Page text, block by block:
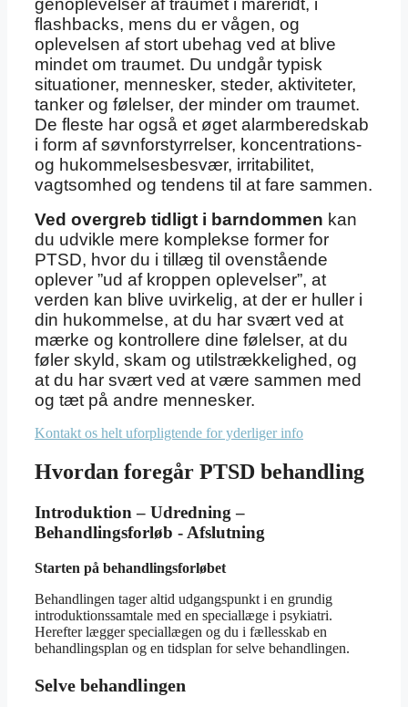
genoplevelser af traumet i mareridt, i
flashbacks, mens du er vågen, og
oplevelsen af stort ubehag ved at blive
mindet om traumet. Du undgår typisk
situationer, mennesker, steder, aktiviteter,
tanker og følelser, der minder om traumet.
De fleste har også et øget alarmberedskab
i form af søvnforstyrrelser, koncentrations-
og hukommelsesbesvær, irritabilitet,
vagtsomhed og tendens til at fare sammen.
Ved overgreb tidligt i barndommen kan
du udvikle mere komplekse former for
PTSD, hvor du i tillæg til ovenstående
oplever ”ud af kroppen oplevelser”, at
verden kan blive uvirkelig, at der er huller i
din hukommelse, at du har svært ved at
mærke og kontrollere dine følelser, at du
føler skyld, skam og utilstrækkelighed, og
at du har svært ved at være sammen med
og tæt på andre mennesker.
Kontakt os helt uforpligtende for yderliger info
Hvordan foregår PTSD behandling
Introduktion – Udredning –
Behandlingsforløb - Afslutning
Starten på behandlingsforløbet
Behandlingen tager altid udgangspunkt i en grundig
introduktionssamtale med en speciallæge i psykiatri.
Herefter lægger speciallægen og du i fællesskab en
behandlingsplan og en tidsplan for selve behandlingen.
Selve behandlingen